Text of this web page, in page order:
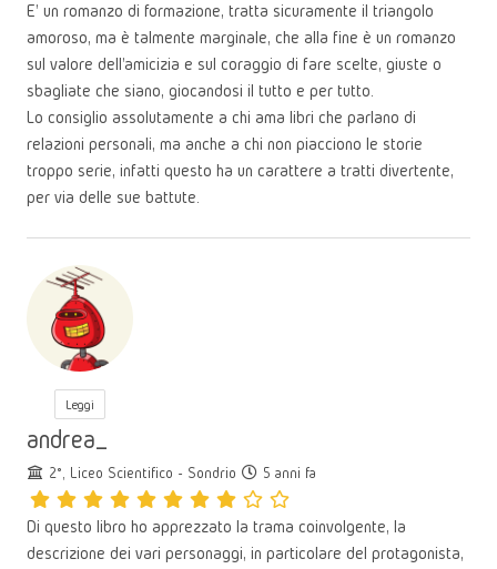
E' un romanzo di formazione, tratta sicuramente il triangolo
amoroso, ma è talmente marginale, che alla fine è un romanzo
sul valore dell'amicizia e sul coraggio di fare scelte, giuste o
sbagliate che siano, giocandosi il tutto e per tutto.
Lo consiglio assolutamente a chi ama libri che parlano di
relazioni personali, ma anche a chi non piacciono le storie
troppo serie, infatti questo ha un carattere a tratti divertente,
per via delle sue battute.
Leggi
andrea_
2°, Liceo Scientifico - Sondrio 5 anni fa
Di questo libro ho apprezzato la trama coinvolgente, la
descrizione dei vari personaggi, in particolare del protagonista,